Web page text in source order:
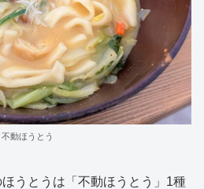
不動ほうとう
うとうは「不動ほうとう」1種